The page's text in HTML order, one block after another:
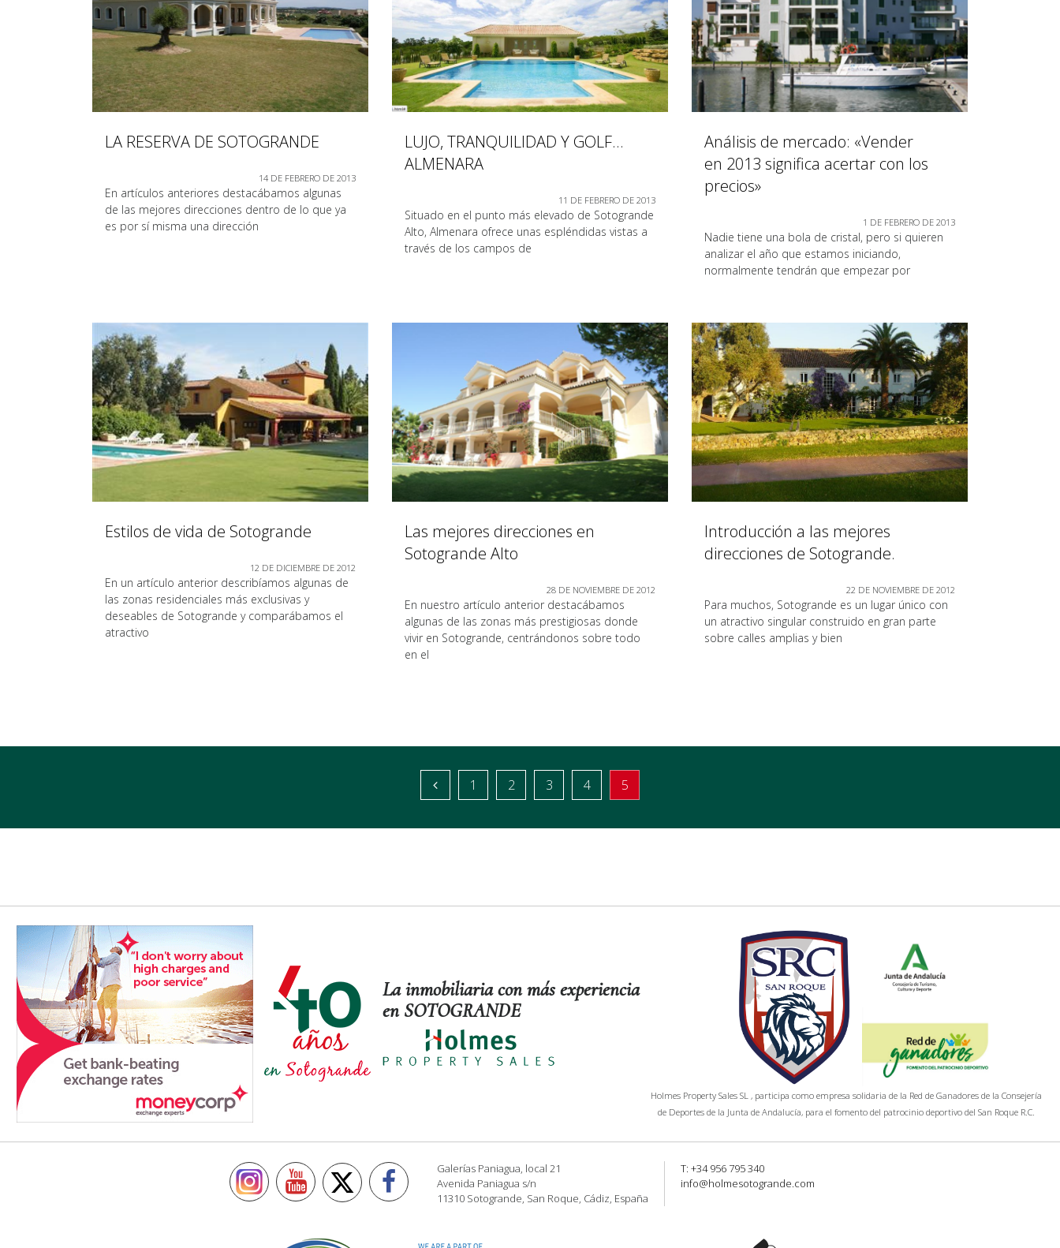
LA RESERVA DE SOTOGRANDE
14 DE FEBRERO DE 2013
En artículos anteriores destacábamos algunas
de las mejores direcciones dentro de lo que ya
es por sí misma una dirección
LUJO, TRANQUILIDAD Y GOLF…
ALMENARA
11 DE FEBRERO DE 2013
Situado en el punto más elevado de Sotogrande
Alto, Almenara ofrece unas espléndidas vistas a
través de los campos de
Análisis de mercado: «Vender
en 2013 significa acertar con los
precios»
1 DE FEBRERO DE 2013
Nadie tiene una bola de cristal, pero si quieren
analizar el año que estamos iniciando,
normalmente tendrán que empezar por
Estilos de vida de Sotogrande
12 DE DICIEMBRE DE 2012
En un artículo anterior describíamos algunas de
las zonas residenciales más exclusivas y
deseables de Sotogrande y comparábamos el
atractivo
Las mejores direcciones en
Sotogrande Alto
28 DE NOVIEMBRE DE 2012
En nuestro artículo anterior destacábamos
algunas de las zonas más prestigiosas donde
vivir en Sotogrande, centrándonos sobre todo
en el
Introducción a las mejores
direcciones de Sotogrande.
22 DE NOVIEMBRE DE 2012
Para muchos, Sotogrande es un lugar único con
un atractivo singular construido en gran parte
sobre calles amplias y bien
1 2 3 4 5
La inmobiliaria con más experiencia
en SOTOGRANDE
Holmes Property Sales SL , participa como empresa solidaria de la Red de Ganadores de la Consejería
de Deportes de la Junta de Andalucía, para el fomento del patrocinio deportivo del San Roque R.C.
Galerías Paniagua, local 21
Avenida Paniagua s/n
11310 Sotogrande, San Roque, Cádiz, España
T: +34 956 795 340
info@holmesotogrande.com